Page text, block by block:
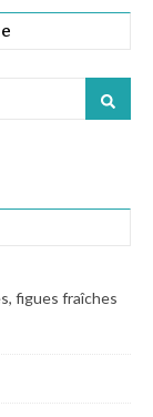
figues fraîches